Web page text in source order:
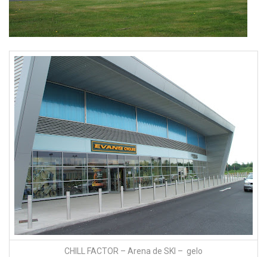
CHILL FACTOR – Arena de SKI – gelo